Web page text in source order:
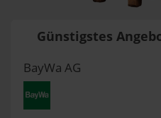
Günstigstes
BayWa AG